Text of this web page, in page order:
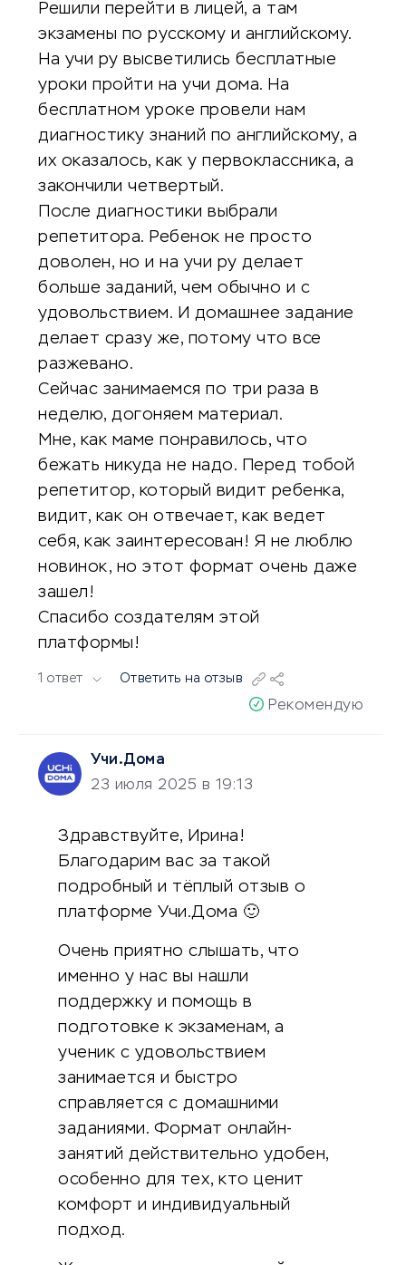
Решили перейти в лицей, а там
экзамены по русскому и английскому.
На учи ру высветились бесплатные
уроки пройти на учи дома. На
бесплатном уроке провели нам
диагностику знаний по английскому, а
их оказалось, как у первоклассника, а
закончили четвертый.
После диагностики выбрали
репетитора. Ребенок не просто
доволен, но и на учи ру делает
больше заданий, чем обычно и с
удовольствием. И домашнее задание
делает сразу же, потому что все
разжевано.
Сейчас занимаемся по три раза в
неделю, догоняем материал.
Мне, как маме понравилось, что
бежать никуда не надо. Перед тобой
репетитор, который видит ребенка,
видит, как он отвечает, как ведет
себя, как заинтересован! Я не люблю
новинок, но этот формат очень даже
зашел!
Спасибо создателям этой
платформы!
1 ответ Ответить на отзыв
Рекомендую
Учи.Дома
23 июля 2025 в 19:13
Здравствуйте, Ирина!
Благодарим вас за такой
подробный и тёплый отзыв о
платформе Учи.Дома 🙂
Очень приятно слышать, что
именно у нас вы нашли
поддержку и помощь в
подготовке к экзаменам, а
ученик с удовольствием
занимается и быстро
справляется с домашними
заданиями. Формат онлайн-
занятий действительно удобен,
особенно для тех, кто ценит
комфорт и индивидуальный
подход.